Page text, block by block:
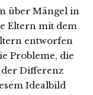
über Mängel in
Eltern mit dem
entworfen
Probleme, die
der Differenz
Idealbild